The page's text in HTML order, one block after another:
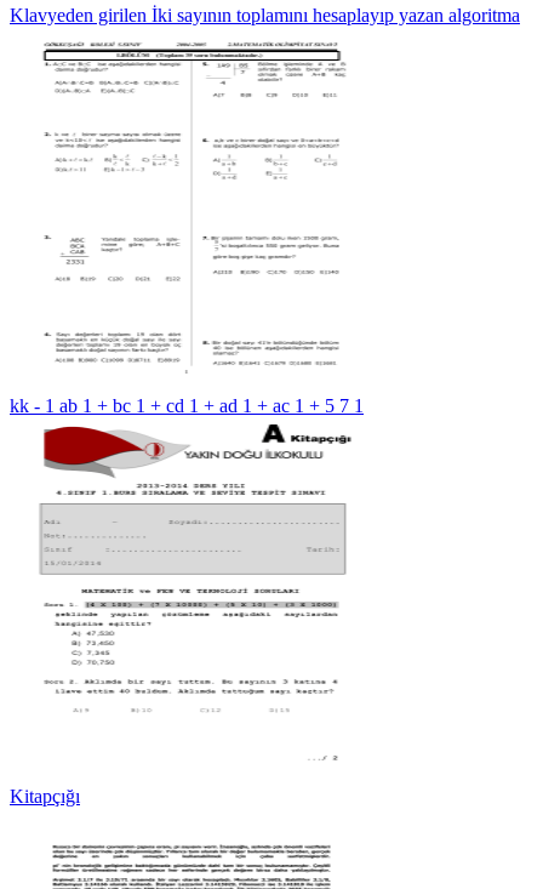
Klavyeden girilen İki sayının toplamını hesaplayıp yazan algoritma
kk - 1 ab 1 + bc 1 + cd 1 + ad 1 + ac 1 + 5 7 1
Kitapçığı